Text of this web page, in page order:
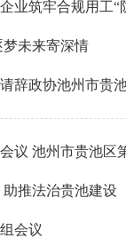
业筑牢合规用工“
未来寄深情
辞政协池州市贵
议 池州市贵池区
推法治贵池建设
会议